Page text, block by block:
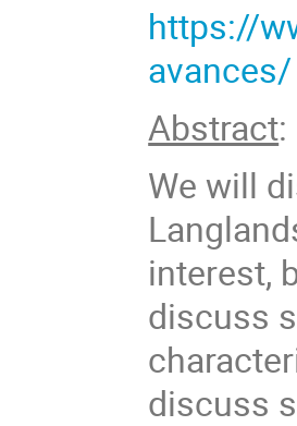
https://
avances/
Abstract:
We will
interest,
discuss
discuss